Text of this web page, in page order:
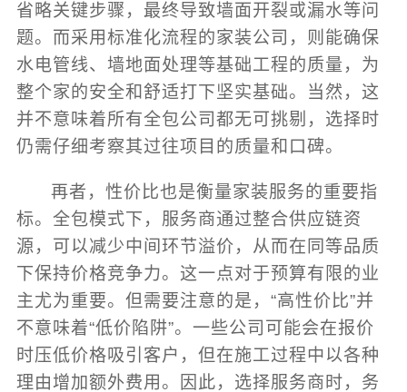
省略关键步骤，最终导致墙面开裂或漏水等问
题。而采用标准化流程的家装公司，则能确保
水电管线、墙地面处理等基础工程的质量，为
整个家的安全和舒适打下坚实基础。当然，这
并不意味着所有全包公司都无可挑剔，选择时
仍需仔细考察其过往项目的质量和口碑。
再者，性价比也是衡量家装服务的重要指
标。全包模式下，服务商通过整合供应链资
源，可以减少中间环节溢价，从而在同等品质
下保持价格竞争力。这一点对于预算有限的业
主尤为重要。但需要注意的是，“高性价比”并
不意味着“低价陷阱”。一些公司可能会在报价
时压低价格吸引客户，但在施工过程中以各种
理由增加额外费用。因此，选择服务商时，务